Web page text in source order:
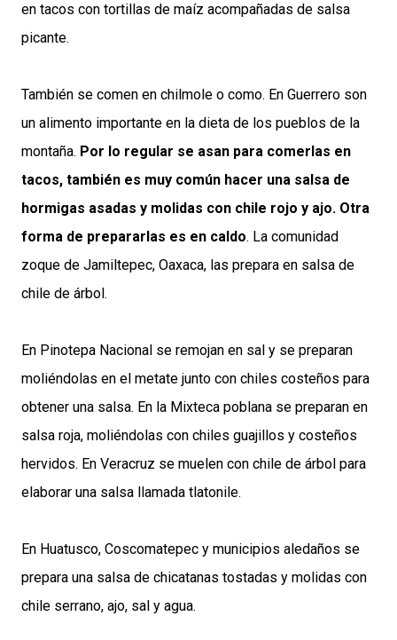
en tacos con tortillas de maíz acompañadas de salsa
picante.
También se comen en chilmole o como. En Guerrero son
un alimento importante en la dieta de los pueblos de la
montaña. Por lo regular se asan para comerlas en
tacos, también es muy común hacer una salsa de
hormigas asadas y molidas con chile rojo y ajo. Otra
forma de prepararlas es en caldo. La comunidad
zoque de Jamiltepec, Oaxaca, las prepara en salsa de
chile de árbol.
En Pinotepa Nacional se remojan en sal y se preparan
moliéndolas en el metate junto con chiles costeños para
obtener una salsa. En la Mixteca poblana se preparan en
salsa roja, moliéndolas con chiles guajillos y costeños
hervidos. En Veracruz se muelen con chile de árbol para
elaborar una salsa llamada tlatonile.
En Huatusco, Coscomatepec y municipios aledaños se
prepara una salsa de chicatanas tostadas y molidas con
chile serrano, ajo, sal y agua.